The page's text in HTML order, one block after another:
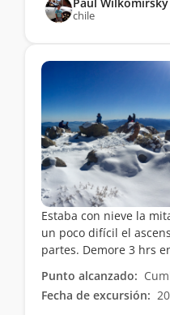
chile
Estaba con nieve la
un poco difícil el
partes. Demore 3 hrs
Punto alcanzado:
Fecha de excursión: